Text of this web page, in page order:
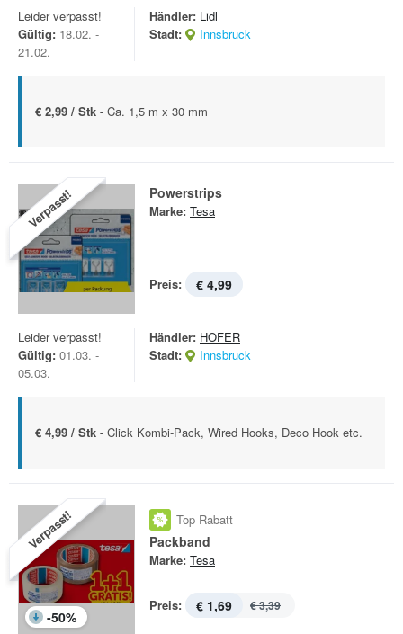
Leider verpasst!
Gültig: 18.02. -
21.02.
Händler: Lidl
Stadt:
Innsbruck
€ 2,99 / Stk - Ca. 1,5 m x 30 mm
Verpasst! Powerstrips
Marke: Tesa
Preis: € 4,99
Leider verpasst!
Gültig: 01.03. -
05.03.
Händler: HOFER
Stadt:
Innsbruck
€ 4,99 / Stk - Click Kombi-Pack, Wired Hooks, Deco Hook etc.
Verpasst!
-50%
Top Rabatt
Packband
Marke: Tesa
Preis: € 1,69 € 3,39